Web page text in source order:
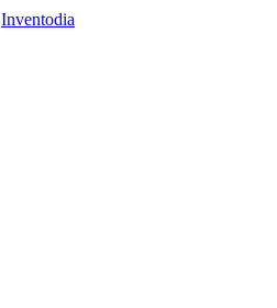
Inventodia